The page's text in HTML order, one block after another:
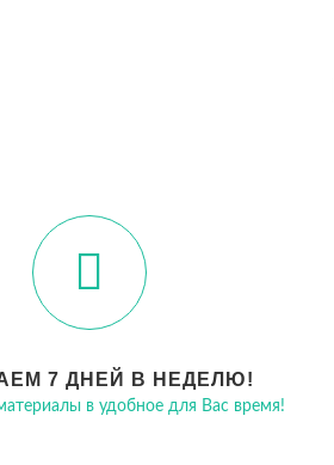
7 ДНЕЙ В НЕДЕЛЮ!
в удобное для Вас время!